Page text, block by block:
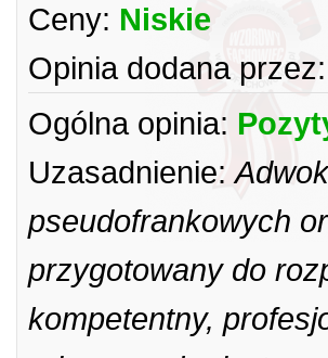
Ceny: Niskie
Opinia dodana przez:
Ogólna opinia:
Uzasadnienie:
pseudofrankowych
przygotowany do
kompetentny,